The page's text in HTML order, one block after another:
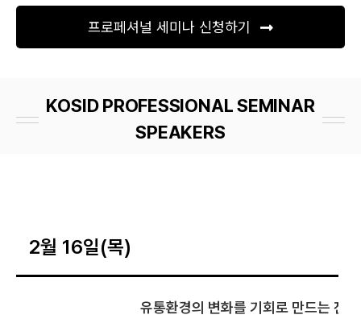
프로페셔널 세미나 신청하기
KOSID PROFESSIONAL SEMINAR
SPEAKERS
2월 16일(목)
유통환경의 변화를 기회로 만드는 전략